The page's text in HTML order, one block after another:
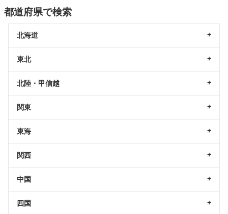
都道府県で検索
北海道
東北
北陸・甲信越
関東
東海
関西
中国
四国